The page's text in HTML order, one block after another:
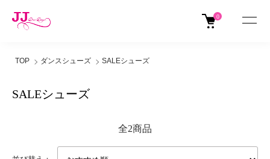
0
TOP ダンスシューズ SALEシューズ
SALEシューズ
全2商品